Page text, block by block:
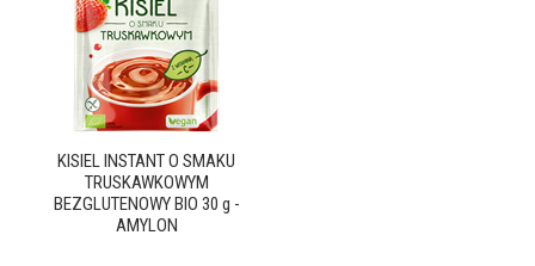
KISIEL INSTANT O SMAKU
TRUSKAWKOWYM
BEZGLUTENOWY BIO 30 g -
AMYLON